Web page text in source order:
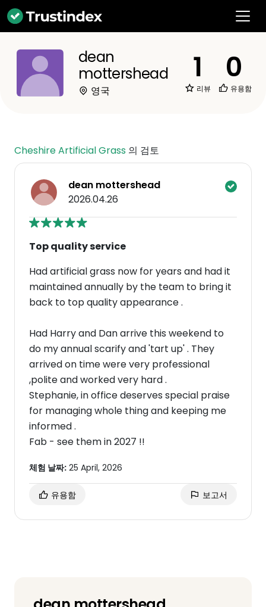
dean
mottershead
영국
1
리뷰
0
유용함
Cheshire Artificial Grass 의 검토
dean mottershead
2026.04.26
Top quality service
Had artificial grass now for years and had it
maintained annually by the team to bring it
back to top quality appearance .
Had Harry and Dan arrive this weekend to
do my annual scarify and 'tart up' . They
arrived on time were very professional
,polite and worked very hard .
Stephanie, in office deserves special praise
for managing whole thing and keeping me
informed .
Fab - see them in 2027 !!
체험 날짜: 25 April, 2026
유용함 보고서